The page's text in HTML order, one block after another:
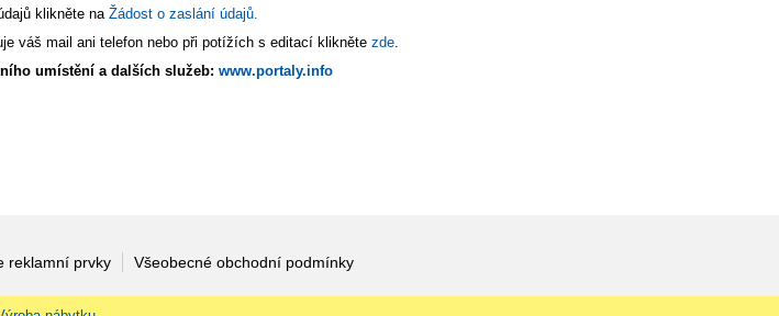
klikněte na Žádost o zaslání údajů.
váš mail ani telefon nebo při potížích s editací klikněte zde
umístění a dalších služeb: www.portaly.info
reklamní prvky Všeobecné obchodní podmínky